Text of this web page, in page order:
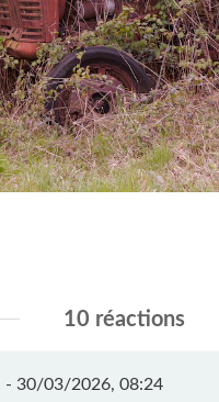
10 réactions
- 30/03/2026, 08:24